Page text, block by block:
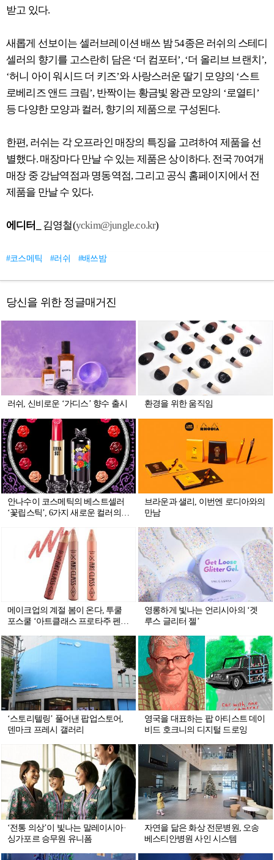
받고 있다.
새롭게 선보이는 셀러브레이션 배쓰 밤 54종은 러쉬의 스테디
셀러의 향기를 고스란히 담은 ‘더 컴포터’, ‘더 올리브 브랜치’,
‘허니 아이 워시드 더 키즈’와 사랑스러운 딸기 모양의 ‘스트
로베리즈 앤드 크림’, 반짝이는 황금빛 왕관 모양의 ‘로열티’
등 다양한 모양과 컬러, 향기의 제품으로 구성된다.
한편, 러쉬는 각 오프라인 매장의 특징을 고려하여 제품을 선
별했다. 매장마다 만날 수 있는 제품은 상이하다. 전국 70여개
매장 중 강남역점과 명동역점, 그리고 공식 홈페이지에서 전
제품을 만날 수 있다.
에디터_ 김영철(yckim@jungle.co.kr)
#코스메틱 #러쉬 #배쓰밤
당신을 위한 정글매거진
러쉬, 신비로운 ‘가디스’ 향수 출시 환경을 위한 움직임
안나수이 코스메틱의 베스트셀러
‘꽃립스틱’, 6가지 새로운 컬러의
브라운과 샐리, 이번엔 로디아와의
만남
메이크업의 계절 봄이 온다, 투쿨
포스쿨 ‘아트클래스 프로타주 펜
영롱하게 빛나는 언리시아의 ‘겟
루스 글리터 젤’
‘스토리텔링’ 풀어낸 팝업스토어,
덴마크 프레시 갤러리
영국을 대표하는 팝 아티스트 데이
비드 호크니의 디지털 드로잉
‘전통 의상’이 빛나는 말레이시아·
싱가포르 승무원 유니폼
자연을 닮은 화상 전문병원, 오송
베스티안병원 사인 시스템